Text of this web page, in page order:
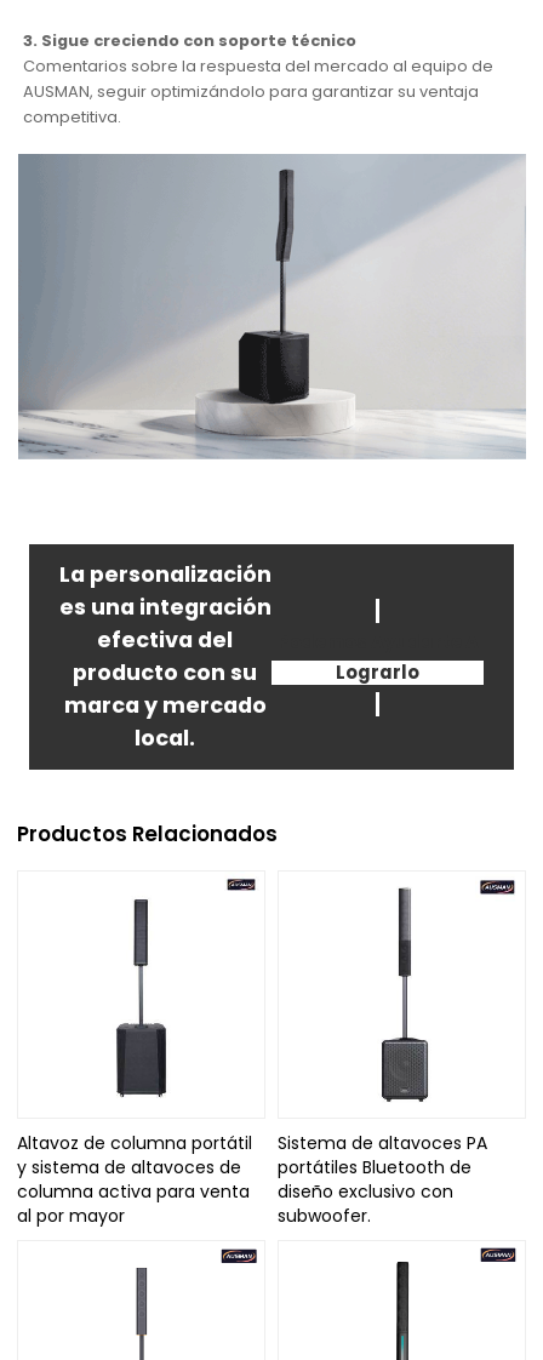
3. Sigue creciendo con soporte técnico
Comentarios sobre la respuesta del mercado al equipo de
AUSMAN, seguir optimizándolo para garantizar su ventaja
competitiva.
La personalización
es una integración
efectiva del
producto con su
marca y mercado
local.
Lograrlo
Productos Relacionados
Altavoz de columna portátil
y sistema de altavoces de
columna activa para venta
al por mayor
Sistema de altavoces PA
portátiles Bluetooth de
diseño exclusivo con
subwoofer.